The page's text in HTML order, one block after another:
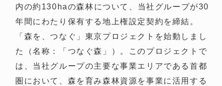
内の約130haの森林について、当社グループが30
年間にわたり保有する地上権設定契約を締結。
「森を、つなぐ」東京プロジェクトを始動しまし
た（名称：「つなぐ森」）。このプロジェクトで
は、当社グループの主要な事業エリアである首都
圏において、森を育み森林資源を事業に活用する